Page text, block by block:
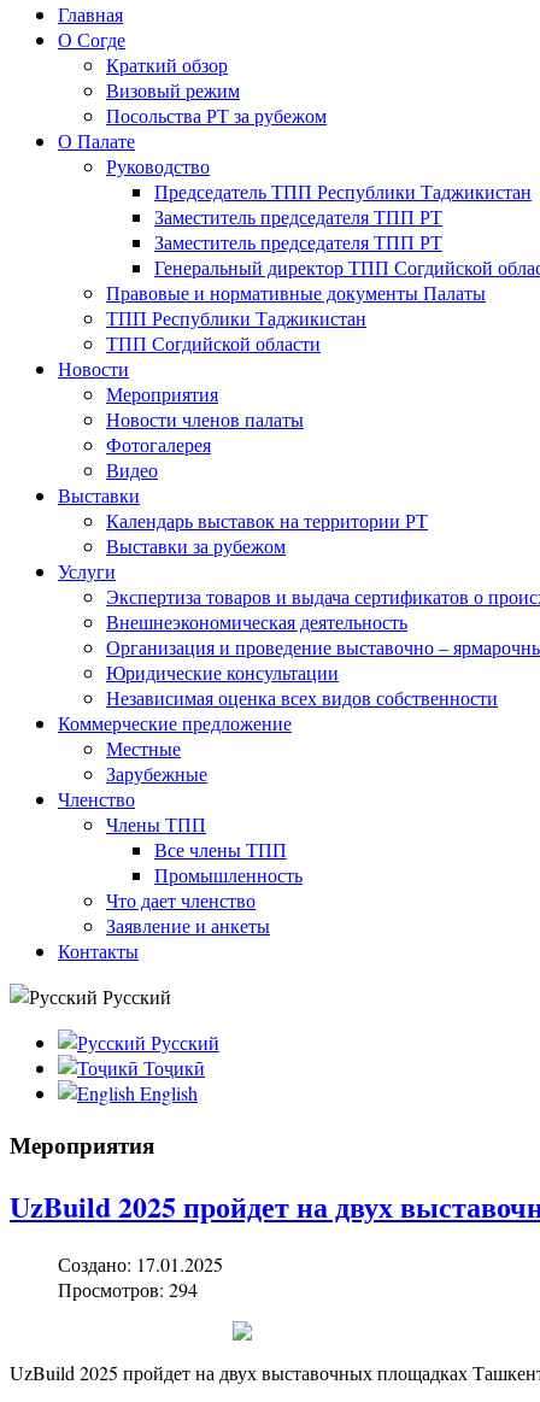
Главная
О Согде
Краткий обзор
Визовый режим
Посольства РТ за рубежом
О Палате
Руководство
Председатель ТПП Республики Таджикистан
Заместитель председателя ТПП РТ
Заместитель председателя ТПП РТ
Генеральный директор ТПП Согдийской
Правовые и нормативные документы Палаты
ТПП Республики Таджикистан
ТПП Согдийской области
Новости
Мероприятия
Новости членов палаты
Фотогалерея
Видео
Выставки
Календарь выставок на территории РТ
Выставки за рубежом
Услуги
Экспертиза товаров и выдача сертификатов о
Внешнеэкономическая деятельность
Организация и проведение выставочно –
Юридические консультации
Независимая оценка всех видов собственности
Коммерческие предложение
Местные
Зарубежные
Членство
Члены ТПП
Все члены ТПП
Промышленность
Что дает членство
Заявление и анкеты
Контакты
Русский
Русский
Тоҷикӣ
English
Мероприятия
UzBuild 2025 пройдет на двух
Создано: 17.01.2025
Просмотров: 294
UzBuild 2025 пройдет на двух выставочных площадках